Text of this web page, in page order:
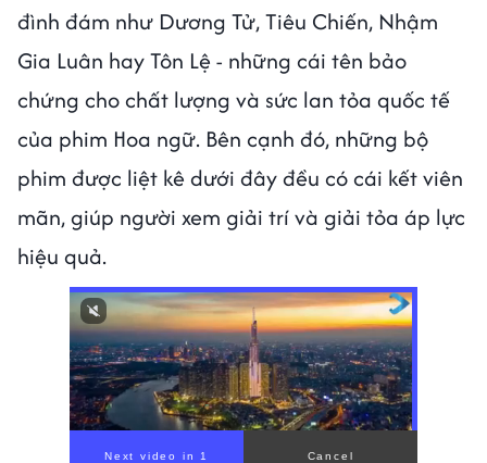
đình đám như Dương Tử, Tiêu Chiến, Nhậm
Gia Luân hay Tôn Lệ - những cái tên bảo
chứng cho chất lượng và sức lan tỏa quốc tế
của phim Hoa ngữ. Bên cạnh đó, những bộ
phim được liệt kê dưới đây đều có cái kết viên
mãn, giúp người xem giải trí và giải tỏa áp lực
hiệu quả.